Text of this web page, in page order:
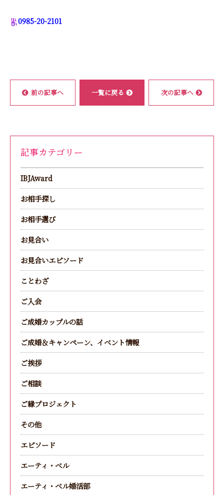
0985-20-2101
前の記事へ 一覧に戻る 次の記事へ
記事カテゴリー
IBJAward
お相手探し
お相手選び
お見合い
お見合いエピソード
ことわざ
ご入会
ご成婚カップルの話
ご成婚＆キャンペーン、イベント情報
ご挨拶
ご相談
ご縁プロジェクト
その他
エピソード
エーティ・ベル
エーティ・ベル婚活部